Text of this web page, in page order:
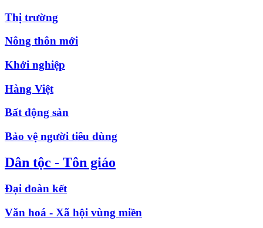
Thị trường
Nông thôn mới
Khởi nghiệp
Hàng Việt
Bất động sản
Bảo vệ người tiêu dùng
Dân tộc - Tôn giáo
Đại đoàn kết
Văn hoá - Xã hội vùng miền